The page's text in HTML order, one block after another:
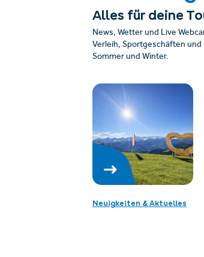
Alles für deine
News, Wetter und Live
Verleih, Sportgeschäften und
Sommer und Winter.
Neuigkeiten & Aktuelles